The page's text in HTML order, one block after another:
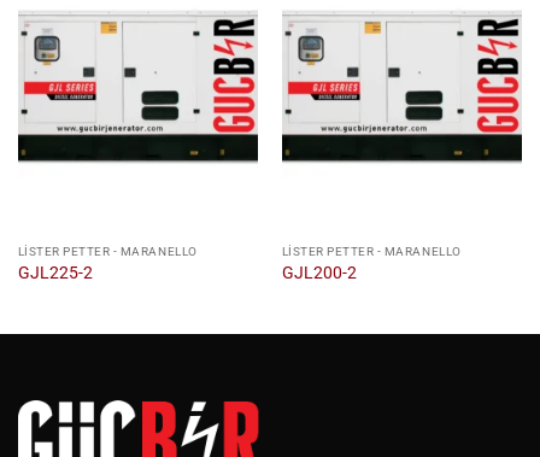
LISTER PETTER - MARANELLO
GJL225-2
LISTER PETTER - MARANELLO
GJL200-2